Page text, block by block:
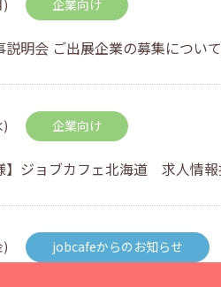
) 企業向け
明会 ご出展企業の募集につい
) 企業向け
】ジョブカフェ北海道 求人情
)
jobcafeからのお知らせ